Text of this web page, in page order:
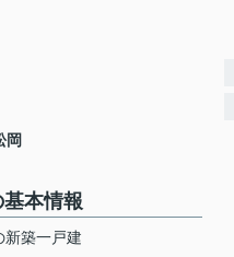
岡
本情報
新築一戸建